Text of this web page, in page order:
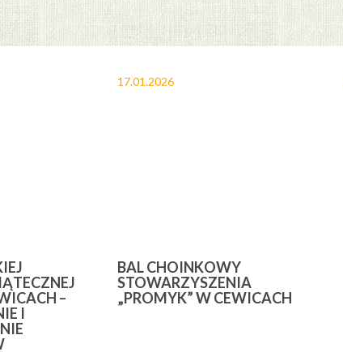
–
I
17.01.2026
BAL CHOINKOWY
STOWARZYSZENIA
„PROMYK” W CEWICACH